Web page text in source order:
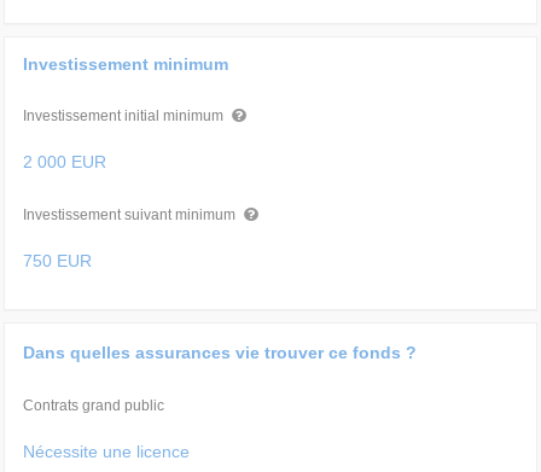
Investissement minimum
Investissement initial minimum
2 000 EUR
Investissement suivant minimum
750 EUR
Dans quelles assurances vie trouver ce fonds ?
Contrats grand public
Nécessite une licence